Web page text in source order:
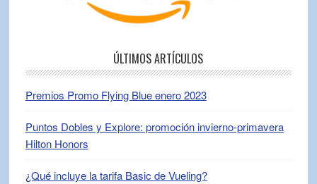
ÚLTIMOS ARTÍCULOS
Premios Promo Flying Blue enero 2023
Puntos Dobles y Explore: promoción invierno-primavera
Hilton Honors
¿Qué incluye la tarifa Basic de Vueling?